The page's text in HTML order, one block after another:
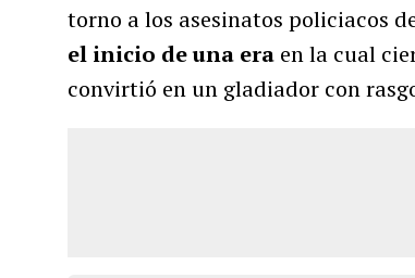
torno a los asesinatos policiacos
el inicio de una era en la cual
convirtió en un gladiador con